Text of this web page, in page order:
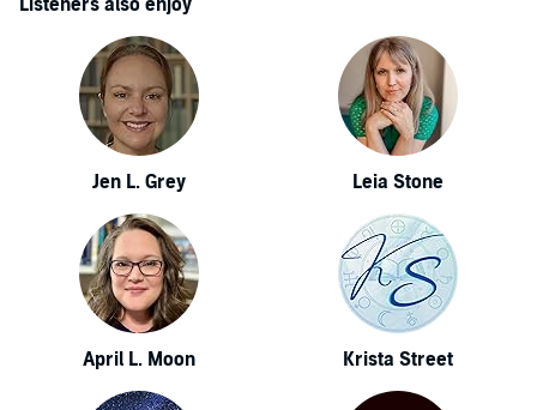
Listeners also enjoy
Jen L. Grey Leia Stone
April L. Moon Krista Street